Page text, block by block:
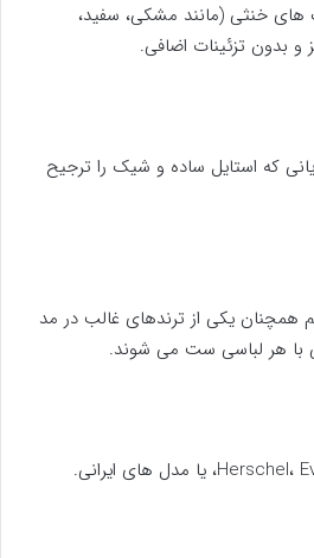
های خنثی (مانند مشکی، سفید،
بدون تزئینات اضافی.
که استایل ساده و شیک را ترجیح
همچنان یکی از ترندهای غالب در مد
با هر لباسی ست می شوند.